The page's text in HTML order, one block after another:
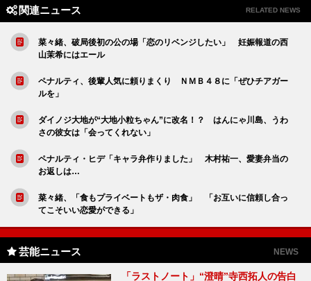
関連ニュース RELATED NEWS
菜々緒、破局後初の公の場「恋のリベンジしたい」 妊娠報道の西
山茉希にはエール
ペナルティ、後輩人気に頼りまくり ＮＭＢ４８に「ぜひチアガー
ルを」
ダイノジ大地が“大地小粒ちゃん”に改名！？ はんにゃ川島、うわ
さの彼女は「会ってくれない」
ペナルティ・ヒデ「キャラ弁作りました」 木村祐一、愛妻弁当の
お返しは…
菜々緒、「食もプライベートもザ・肉食」 「お互いに信頼し合っ
てこそいい恋愛ができる」
芸能ニュース NEWS
「ラストノート」“澄晴”寺西拓人の告白